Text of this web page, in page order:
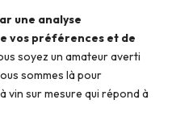
une analyse
vos préférences et de
soyez un amateur averti
sommes là pour
vin sur mesure qui répond à